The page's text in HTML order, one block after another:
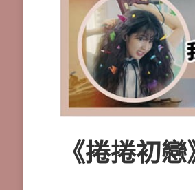
《捲捲初